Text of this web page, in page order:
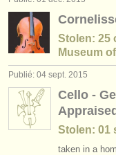
Stolen: 25
Museum
Publié: 04 sept. 2015
Cello -
Stolen: 01
taken in a